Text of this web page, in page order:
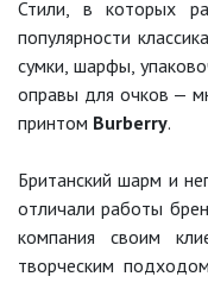
Стили, в которых
популярности
сумки, шарфы,
оправы для очков —
принтом Burberry.
Британский шарм и
отличали работы
компания своим
творческим